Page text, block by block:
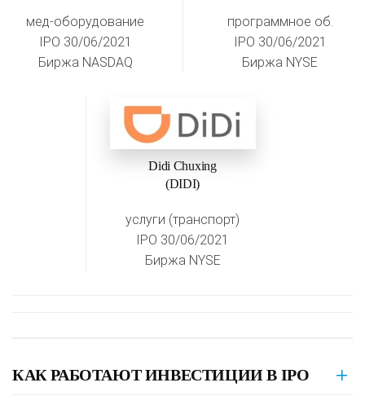
мед-оборудование
IPO 30/06/2021
Биржа NASDAQ
программное об.
IPO 30/06/2021
Биржа NYSE
Didi Chuxing
(DIDI)
услуги (транспорт)
IPO 30/06/2021
Биржа NYSE
КАК РАБОТАЮТ ИНВЕСТИЦИИ В IPO